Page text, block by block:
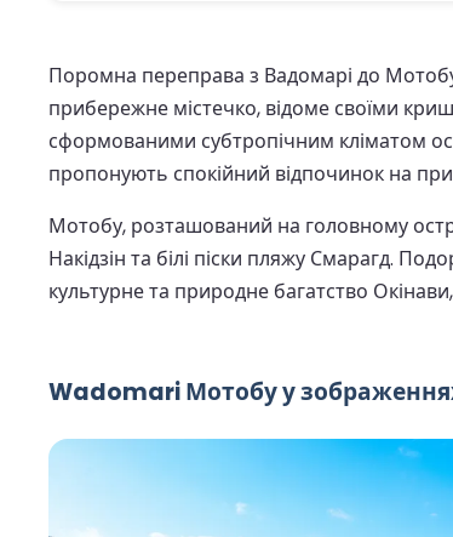
Поромна переправа з Вадомарі до
прибережне містечко, відоме своїми
сформованими субтропічним кліматом
пропонують спокійний відпочинок на
Мотобу, розташований на головному
Накідзін та білі піски пляжу Смарагд.
культурне та природне багатство
Wadomari Мотобу у